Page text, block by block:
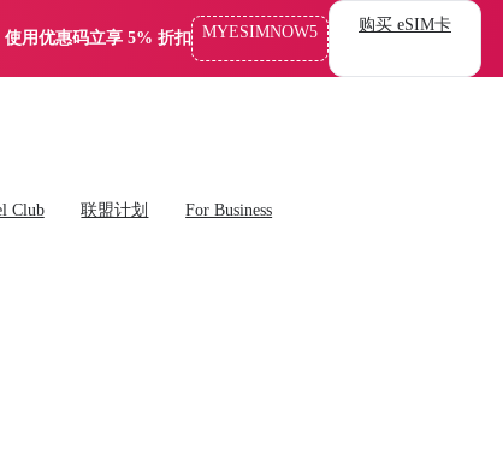
使用优惠码立享 5% 折扣 MYESIMNOW5 购买 eSIM卡
Club 联盟计划 For Business